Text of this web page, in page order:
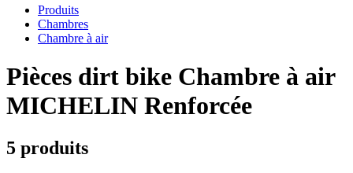
Produits
Chambres
Chambre à air
Pièces dirt bike Chambre à air
MICHELIN Renforcée
5 produits